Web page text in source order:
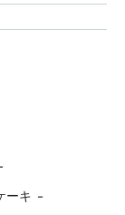
ーキ